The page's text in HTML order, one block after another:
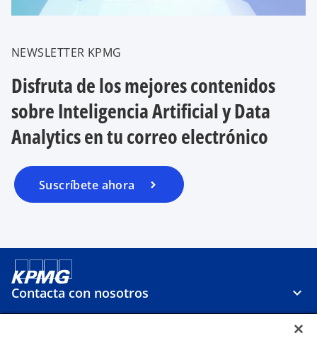
NEWSLETTER KPMG
Disfruta de los mejores contenidos
sobre Inteligencia Artificial y Data
Analytics en tu correo electrónico
Suscríbete ahora
e
n
u
n
u
Contacta con nosotros